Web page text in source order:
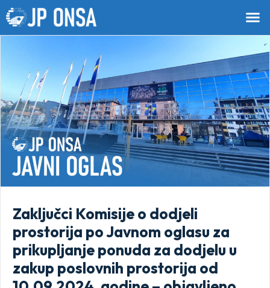
Zaključci Komisije o dodjeli
prostorija po Javnom oglasu za
prikupljanje ponuda za dodjelu u
zakup poslovnih prostorija od